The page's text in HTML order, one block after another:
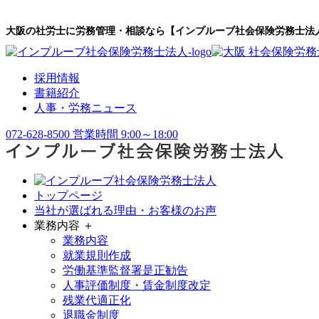
大阪の社労士に労務管理・相談なら【インプルーブ社会保険労務士法
採用情報
書籍紹介
人事・労務ニュース
072-628-8500 営業時間 9:00～18:00
トップページ
当社が選ばれる理由・お客様のお声
業務内容 ＋
業務内容
就業規則作成
労働基準監督署是正勧告
人事評価制度・賃金制度改定
残業代適正化
退職金制度